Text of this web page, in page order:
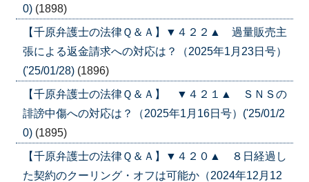
0) (1898)
【千原弁護士の法律Ｑ＆Ａ】▼４２２▲ 過量販売主
張による返金請求への対応は？（2025年1月23日号）
('25/01/28) (1896)
【千原弁護士の法律Ｑ＆Ａ】 ▼４２１▲ ＳＮＳの
誹謗中傷への対応は？（2025年1月16日号）('25/01/2
0) (1895)
【千原弁護士の法律Ｑ＆Ａ】▼４２０▲ ８日経過し
た契約のクーリング・オフは可能か（2024年12月12